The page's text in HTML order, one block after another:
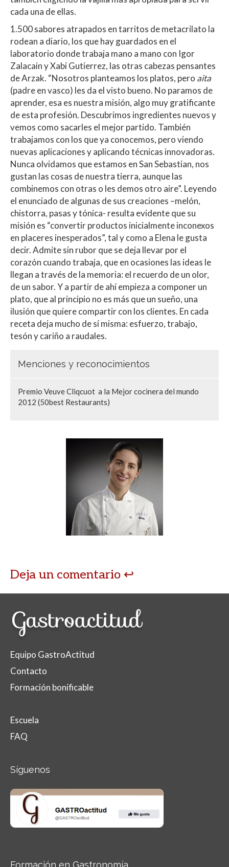
cada una de ellas.
1.500 sabores atrapados en tarritos de metacrilato la
rodean a diario, los que hay guardados en el
laboratorio donde trabaja mano a mano con Igor
Zalacain y Xabi Gutierrez, las otras cabezas pensantes
de Arzak. “Nosotros planteamos los platos, pero aita
(padre en vasco) les da el visto bueno. No paramos de
aprender, esa es nuestra misión, algo muy gratificante
de esta profesión. Descubrimos ingredientes nuevos y
vemos como sacarles el mejor partido. También
trabajamos con los que ya conocemos, pero viendo
nuevas aplicaciones y aplicando técnicas innovadoras.
Nunca olvidamos que estamos en San Sebastian, nos
gustan las cosas de nuestra tierra, aunque las
combinemos con otras o les demos otro aire”. Leyendo
el enunciado de algunas de sus creaciones –melón,
chistorra, pasas y tónica- resulta evidente que su
misión es “convertir productos inicialmente inconexos
en placeres inesperados”, tal y como a Elena le gusta
decir. Admite sin rubor que se deja llevar por el
corazón cuando trabaja, que en ocasiones las ideas le
llegan a través de la memoria: el recuerdo de un olor,
de un sabor. Y a partir de ahí empieza a componer un
plato, que al principio no es más que un sueño, una
ilusión que quiere compartir con los clientes. En cada
receta deja mucho de sí misma: esfuerzo, trabajo,
tesón y cariño a raudales.
Menciones y reconocimientos
Premio Veuve Cliqcuot a la Mejor cocinera del mundo
2012 (50best Restaurants)
Deja un comentario
Equipo GastroActitud
Contacto
Formación bonificable
Escuela
FAQ
Síguenos
Formación en Gastronomía